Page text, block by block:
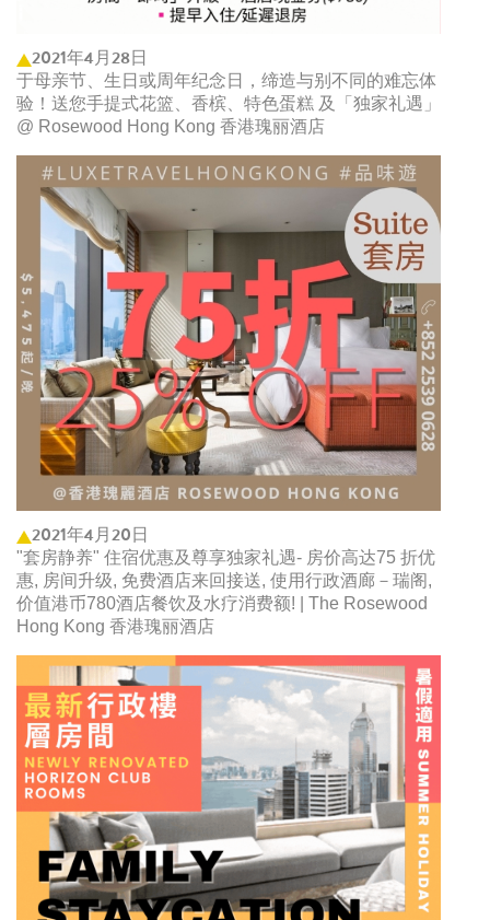
2021年4月28日
于母亲节、生日或周年纪念日，缔造与别不同的难忘体
验！送您手提式花篮、香槟、特色蛋糕 及「独家礼遇」
@ Rosewood Hong Kong 香港瑰丽酒店
2021年4月20日
"套房静养" 住宿优惠及尊享独家礼遇- 房价高达75 折优
惠, 房间升级, 免费酒店来回接送, 使用行政酒廊－瑞阁,
价值港币780酒店餐饮及水疗消费额! | The Rosewood
Hong Kong 香港瑰丽酒店